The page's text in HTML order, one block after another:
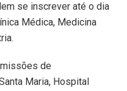
se inscrever até o dia
Médica, Medicina
de
Maria, Hospital